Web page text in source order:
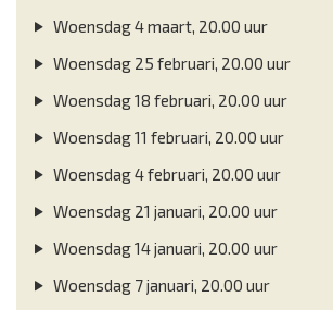
Woensdag 4 maart, 20.00 uur
Woensdag 25 februari, 20.00 uur
Woensdag 18 februari, 20.00 uur
Woensdag 11 februari, 20.00 uur
Woensdag 4 februari, 20.00 uur
Woensdag 21 januari, 20.00 uur
Woensdag 14 januari, 20.00 uur
Woensdag 7 januari, 20.00 uur